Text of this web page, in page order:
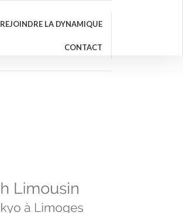
REJOINDRE LA DYNAMIQUE
CONTACT